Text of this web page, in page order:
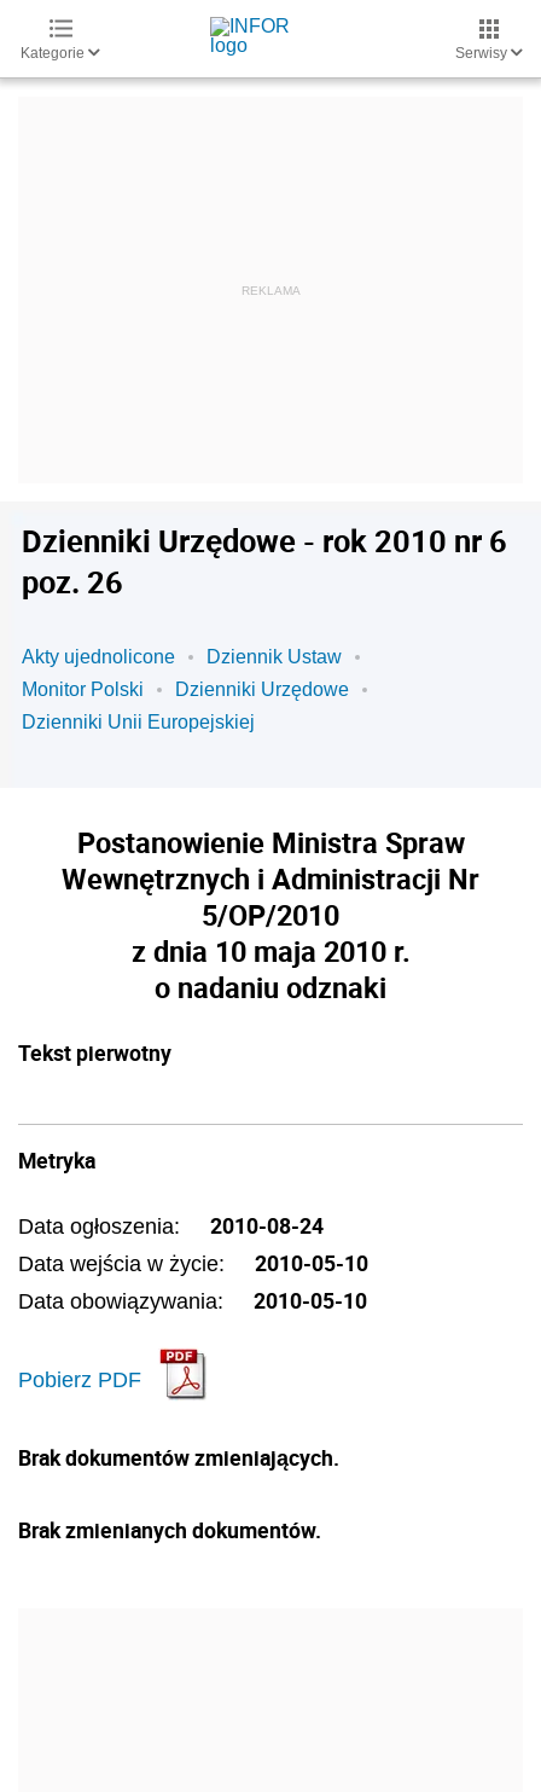
Kategorie Serwisy
Dzienniki Urzędowe - rok 2010 nr 6
poz. 26
Akty ujednolicone
Dziennik Ustaw
Monitor Polski
Dzienniki Urzędowe
Dzienniki Unii Europejskiej
Postanowienie Ministra Spraw
Wewnętrznych i Administracji Nr
5/OP/2010
z dnia 10 maja 2010 r.
o nadaniu odznaki
Tekst pierwotny
Metryka
Data ogłoszenia: 2010-08-24
Data wejścia w życie: 2010-05-10
Data obowiązywania: 2010-05-10
Pobierz PDF
Brak dokumentów zmieniających.
Brak zmienianych dokumentów.